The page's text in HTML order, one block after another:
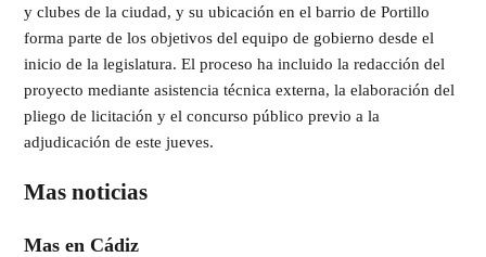
y clubes de la ciudad, y su ubicación en el barrio de Portillo
forma parte de los objetivos del equipo de gobierno desde el
inicio de la legislatura. El proceso ha incluido la redacción del
proyecto mediante asistencia técnica externa, la elaboración del
pliego de licitación y el concurso público previo a la
adjudicación de este jueves.
Mas noticias
Mas en Cádiz